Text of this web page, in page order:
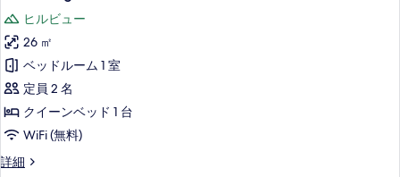
示
す
る
Lodge
の
す
べ
て
の
写
真
ヒルビュー
26 ㎡
ベッドルーム 1 室
定員 2 名
クイーンベッド 1 台
WiFi (無料)
詳細
Earth